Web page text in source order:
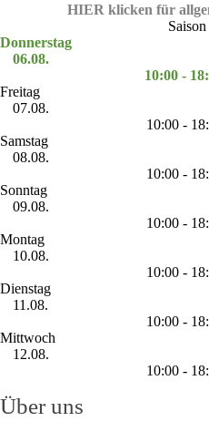
HIER klicken für
Donnerstag
06.08.
10:00 -
Freitag
07.08.
10:00 -
Samstag
08.08.
10:00 -
Sonntag
09.08.
10:00 -
Montag
10.08.
10:00 -
Dienstag
11.08.
10:00 -
Mittwoch
12.08.
10:00 -
Über uns